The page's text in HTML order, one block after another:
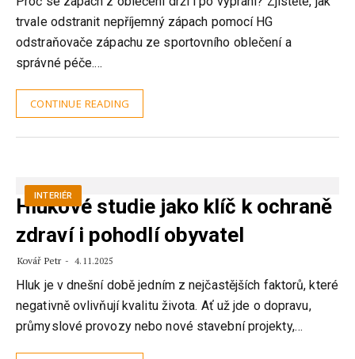
trvale odstranit nepříjemný zápach pomocí HG
odstraňovače zápachu ze sportovního oblečení a
správné péče.…
CONTINUE READING
INTERIÉR
Hlukové studie jako klíč k ochraně
zdraví i pohodlí obyvatel
Kovář Petr 4.11.2025
Hluk je v dnešní době jedním z nejčastějších faktorů, které
negativně ovlivňují kvalitu života. Ať už jde o dopravu,
průmyslové provozy nebo nové stavební projekty,…